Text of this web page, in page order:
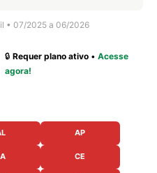
• 07/2025 a 06/2026
🔒Requer plano ativo •Acesse
agora!
AP
CE